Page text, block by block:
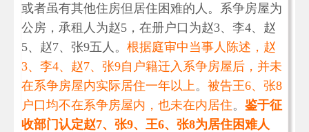
或者虽有其他住房但居住困难的人。系争房屋为
公房，承租人为赵5，在册户口为赵3、李4、赵
5、赵7、张9五人。 根据庭审中当事人陈述，赵
3、李4、赵7、张9自户籍迁入系争房屋后，并未
在系争房屋内实际居住一年以上 。 被告王6、张8
户口均不在系争房屋内，也未在内居住。 鉴于征
收部门认定赵7、张9、王6、张8为居住困难人